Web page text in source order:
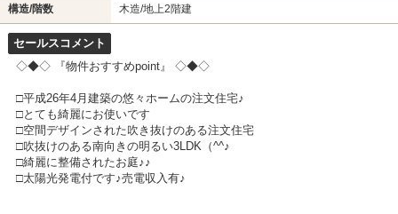
構造/階数 木造/地上2階建
セールスコメント
◇◆◇ 『物件おすすめpoint』 ◇◆◇
□平成26年4月建築の悠々ホームの注文住宅♪
□とても綺麗にお使いです
□空間デザインされた吹き抜けのある注文住宅
□吹抜けのある南向きの明るい3LDK（^^♪
□綺麗に整備されたお庭♪♪
□太陽光発電付です♪売電収入有♪